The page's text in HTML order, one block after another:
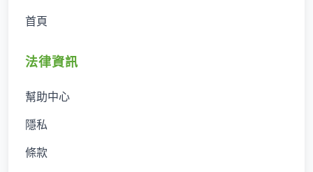
首頁
法律資訊
幫助中心
隱私
條款